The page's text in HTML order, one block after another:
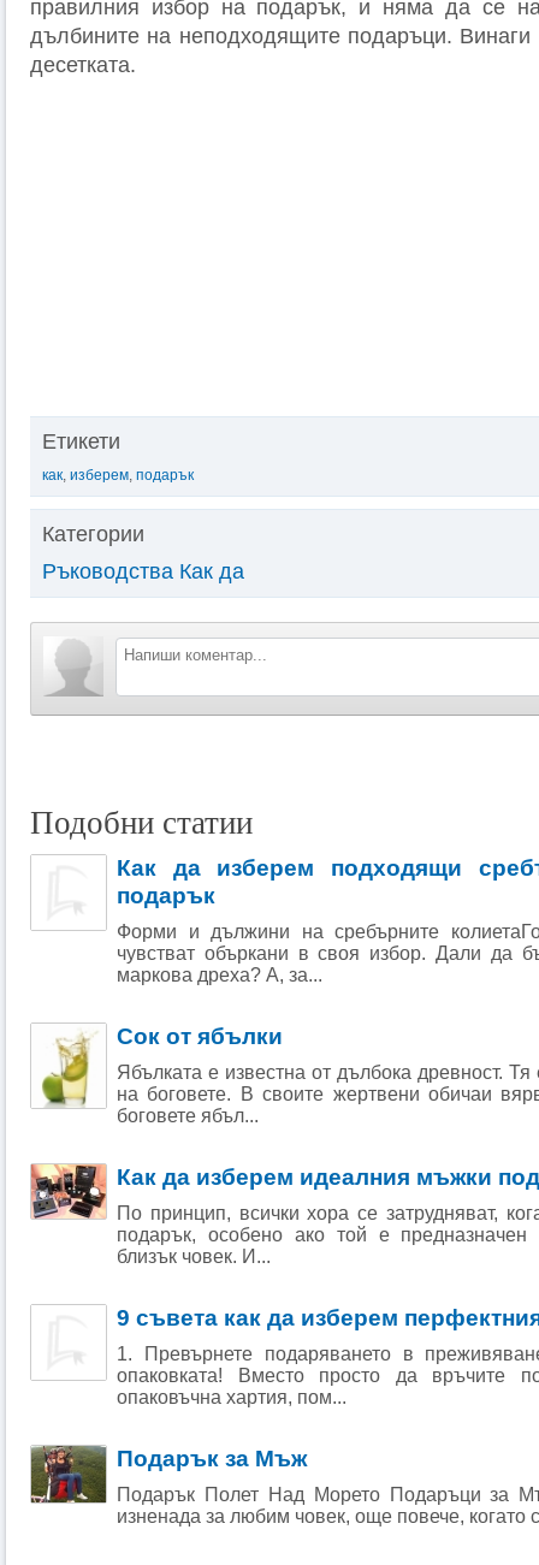
правилния избор на подарък, и няма да се
дълбините на неподходящите подаръци. Винаги
десетката.
Етикети
как, изберем, подарък
Категории
Ръководства Как да
Подобни статии
Как да изберем подходящи
подарък
Форми и дължини на сребърните
чувстват объркани в своя избор. Дали да
маркова дреха? А, за...
Сок от ябълки
Ябълката е известна от дълбока древност.
на боговете. В своите жертвени обичаи
боговете ябъл...
Как да изберем идеалния мъжки
По принцип, всички хора се затрудняват,
подарък, особено ако той е
близък човек. И...
9 съвета как да изберем
1. Превърнете подаряването в
опаковката! Вместо просто да връчите
опаковъчна хартия, пом...
Подарък за Мъж
Подарък Полет Над Морето Подаръци за
изненада за любим човек, още повече, когато